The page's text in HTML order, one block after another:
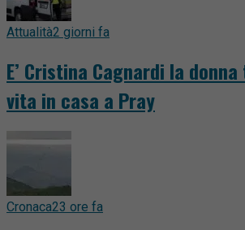
Attualità2 giorni fa
E’ Cristina Cagnardi la
vita in casa a Pray
Cronaca23 ore fa